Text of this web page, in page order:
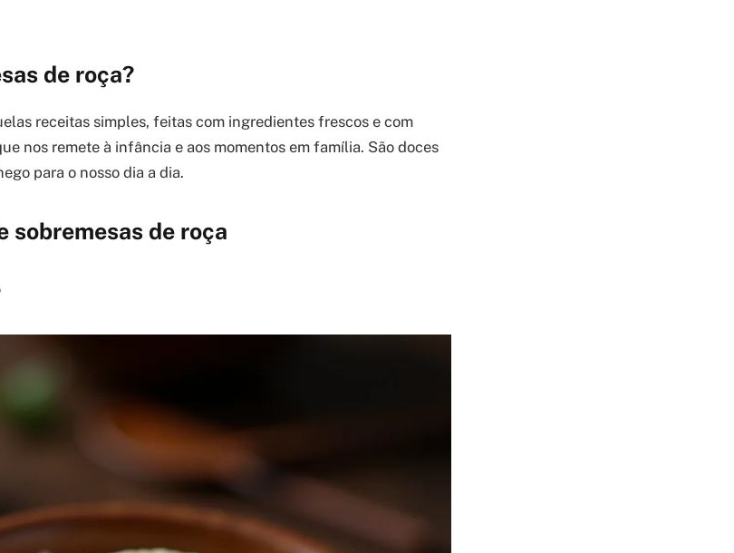
de roça?
receitas simples, feitas com ingredientes frescos e com
nos remete à infância e aos momentos em família. São doces
para o nosso dia a dia.
sobremesas de roça